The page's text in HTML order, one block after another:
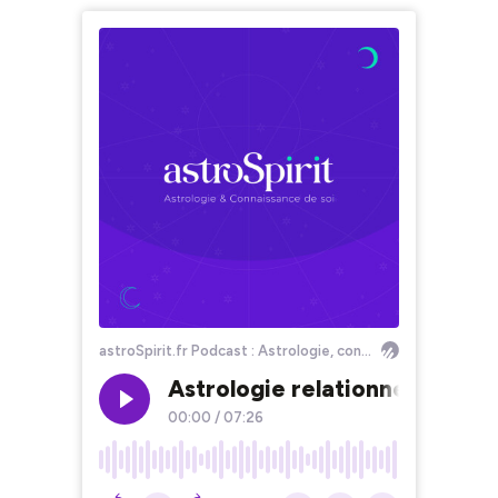
astroSpirit.fr Podcast : Astrologie, conscience, thème astral, horoscope, intuition spiritualité, psychologie, science
Astrologie relationnelle :
00:00 / 07:26